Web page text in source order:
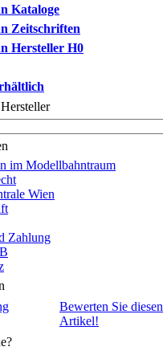
Kataloge
Zeitschriften
Hersteller H0
im Modellbahntraum
Wien
Zahlung
Bewerten Sie diesen
Artikel!